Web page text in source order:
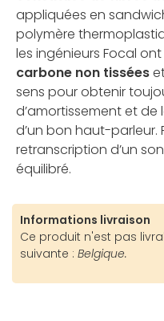
appliquées en
polymère
les ingénieurs Focal ont
carbone non tissées
sens pour obtenir
d’amortissement et de
d’un bon haut-parleur.
retranscription d’un
équilibré.
Informations livraison
Ce produit n'est pas
suivante : Belgique.